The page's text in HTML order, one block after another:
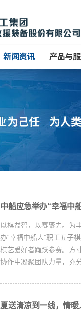
新闻资讯 产品与
中船应急举办“幸福中
以棋益智，以赛聚力。为
办“幸福中船人”职工五子
棋艺爱好者踊跃参赛。方
协作中凝聚团队力量，充
夏送清凉到一线，情暖